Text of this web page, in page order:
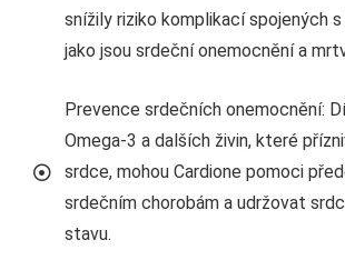
snížily riziko komplikací spojených
jako jsou srdeční onemocnění a
Prevence srdečních onemocnění:
Omega-3 a dalších živin, které
srdce, mohou Cardione pomoci
srdečním chorobám a udržovat
stavu.